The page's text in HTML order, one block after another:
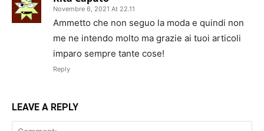
Novembre 6, 2021 At 22.11
Ammetto che non seguo la moda e quindi non
me ne intendo molto ma grazie ai tuoi articoli
imparo sempre tante cose!
Reply
LEAVE A REPLY